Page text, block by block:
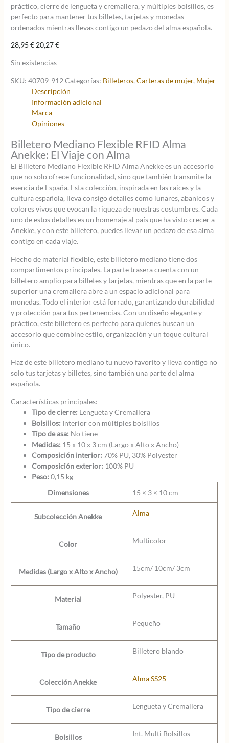
práctico, cierre de lengüeta y cremallera, y múltiples bolsillos, es
perfecto para mantener tus billetes, tarjetas y monedas
ordenados mientras llevas contigo un pedazo del alma española.
28,95€ El
original
era:
28,95 €.
20,27€El
es:
20,27 €.
Sin existencias
SKU:40709-912 Categorías: Billeteros,Carteras de mujer, Mujer
Descripción
Información adicional
Marca
Opiniones
Billetero Mediano Flexible RFID Alma
Anekke: El Viaje con Alma
El Billetero Mediano Flexible RFID Alma Anekke es un accesorio
que no solo ofrece funcionalidad, sino que también transmite la
esencia de España. Esta colección, inspirada en las raíces y la
cultura española, lleva consigo detalles como lunares, abanicos y
colores vivos que evocan la riqueza de nuestras costumbres. Cada
uno de estos detalles es un homenaje al país que ha visto crecer a
Anekke, y con este billetero, puedes llevar un pedazo de esa alma
contigo en cada viaje.
Hecho de material flexible, este billetero mediano tiene dos
compartimentos principales. La parte trasera cuenta con un
billetero amplio para billetes y tarjetas, mientras que en la parte
superior una cremallera abre a un espacio adicional para
monedas. Todo el interior está forrado, garantizando durabilidad
y protección para tus pertenencias. Con un diseño elegante y
práctico, este billetero es perfecto para quienes buscan un
accesorio que combine estilo, organización y un toque cultural
único.
Haz de este billetero mediano tu nuevo favorito y lleva contigo no
solo tus tarjetas y billetes, sino también una parte del alma
española.
Características principales:
Tipo de cierre: Lengüeta y Cremallera
Bolsillos: Interior con múltiples bolsillos
Tipo de asa: No tiene
Medidas: 15 x 10 x 3 cm (Largo x Alto x Ancho)
Composición interior: 70% PU, 30% Polyester
Composición exterior: 100% PU
Peso: 0,15 kg
Dimensiones
15 × 3 × 10 cm
Subcolección Anekke Alma
Color Multicolor
Medidas (Largo x Alto x Ancho) 15cm/ 10cm/ 3cm
Material Polyester, PU
Tamaño Pequeño
Tipo de producto Billetero blando
Colección Anekke Alma SS25
Tipo de cierre Lengüeta y Cremallera
Bolsillos Int. Multi Bolsillos